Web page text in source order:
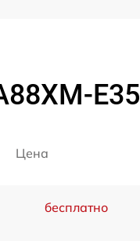
E35
Цена
бесплатно